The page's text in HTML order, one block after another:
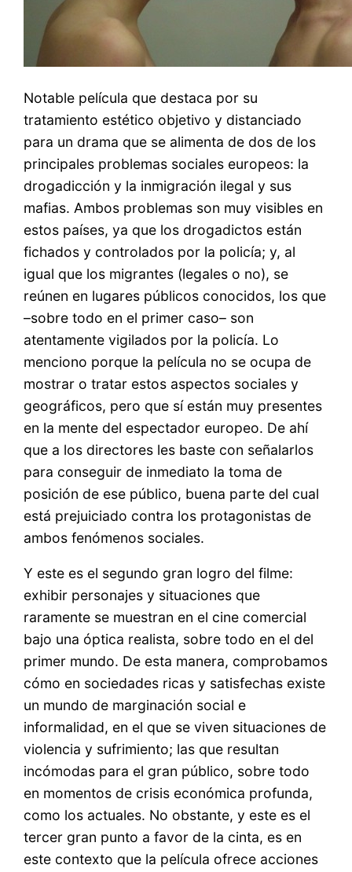
Notable película que destaca por su
tratamiento estético objetivo y distanciado
para un drama que se alimenta de dos de los
principales problemas sociales europeos: la
drogadicción y la inmigración ilegal y sus
mafias. Ambos problemas son muy visibles en
estos países, ya que los drogadictos están
fichados y controlados por la policía; y, al
igual que los migrantes (legales o no), se
reúnen en lugares públicos conocidos, los que
–sobre todo en el primer caso– son
atentamente vigilados por la policía. Lo
menciono porque la película no se ocupa de
mostrar o tratar estos aspectos sociales y
geográficos, pero que sí están muy presentes
en la mente del espectador europeo. De ahí
que a los directores les baste con señalarlos
para conseguir de inmediato la toma de
posición de ese público, buena parte del cual
está prejuiciado contra los protagonistas de
ambos fenómenos sociales.
Y este es el segundo gran logro del filme:
exhibir personajes y situaciones que
raramente se muestran en el cine comercial
bajo una óptica realista, sobre todo en el del
primer mundo. De esta manera, comprobamos
cómo en sociedades ricas y satisfechas existe
un mundo de marginación social e
informalidad, en el que se viven situaciones de
violencia y sufrimiento; las que resultan
incómodas para el gran público, sobre todo
en momentos de crisis económica profunda,
como los actuales. No obstante, y este es el
tercer gran punto a favor de la cinta, es en
este contexto que la película ofrece acciones